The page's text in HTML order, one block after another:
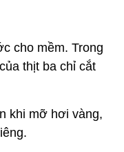
cho mềm. Trong
thịt ba chỉ cắt
khi mỡ hơi vàng,